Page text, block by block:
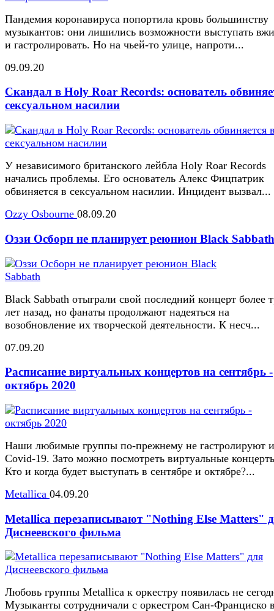
Пандемия коронавируса попортила кровь большинству
музыкантов: они лишились возможности выступать
и гастролировать. Но на чьей-то улице, напроти...
09.09.20
Скандал в Holy Roar Records: основатель
сексуальном насилии
У независимого британского лейбла Holy Roar Records
начались проблемы. Его основатель Алекс Фицпатрик
обвиняется в сексуальном насилии. Инцидент вызвал...
Ozzy Osbourne 08.09.20
Оззи Осборн не планирует реюнион Black Sabbath
Black Sabbath отыграли свой последний концерт более
лет назад, но фанаты продолжают надеяться на
возобновление их творческой деятельности. К несч...
07.09.20
Расписание виртуальных концертов на сентябрь -
октябрь 2020
Наши любимые группы по-прежнему не гастролируют
Covid-19. Зато можно посмотреть виртуальные
Кто и когда будет выступать в сентябре и октябре?...
Metallica 04.09.20
Metallica перезаписывают "Nothing Else Matters"
Диснеевского фильма
Любовь группы Metallica к оркестру появилась не
Музыканты сотрудничали с оркестром Сан-Франциско